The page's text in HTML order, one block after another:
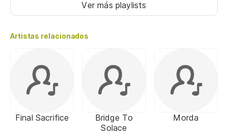
Ver más playlists
Artistas relacionados
Final Sacrifice
Bridge To
Solace
Morda